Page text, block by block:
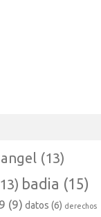
angel (13)
badia (15)
(9) datos (6) derechos